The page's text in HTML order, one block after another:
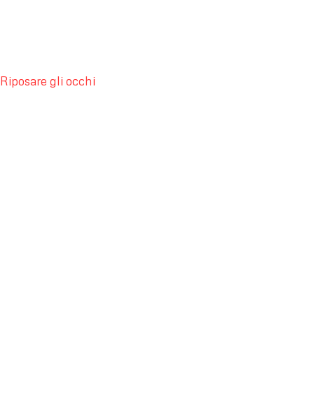
Riposare gli occhi